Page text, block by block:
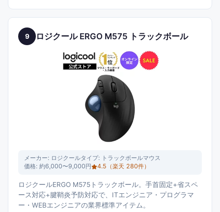
9 ロジクール ERGO M575 トラックボール
メーカー: ロジクールタイプ: トラックボールマウス
価格: 約6,000〜9,000円 4.5 （楽天 280件）
ロジクールERGO M575トラックボール。手首固定+省スペ
ース対応+腱鞘炎予防対応で、ITエンジニア・プログラマ
ー・WEBエンジニアの業界標準アイテム。